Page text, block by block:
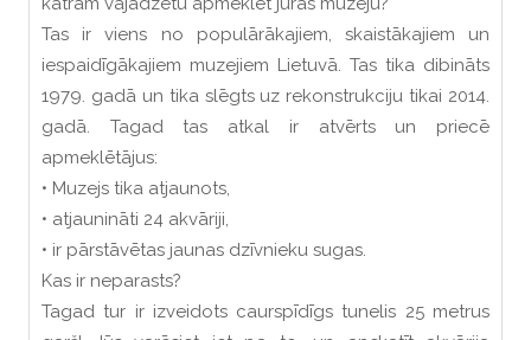
Tas ir viens no populārākajiem, skaistākajiem un
iespaidīgākajiem muzejiem Lietuvā. Tas tika dibināts
1979. gadā un tika slēgts uz rekonstrukciju tikai 2014.
gadā. Tagad tas atkal ir atvērts un priecē
apmeklētājus:
• Muzejs tika atjaunots,
• atjaunināti 24 akvāriji,
• ir pārstāvētas jaunas dzīvnieku sugas.
Kas ir neparasts?
Tagad tur ir izveidots caurspīdīgs tunelis 25 metrus